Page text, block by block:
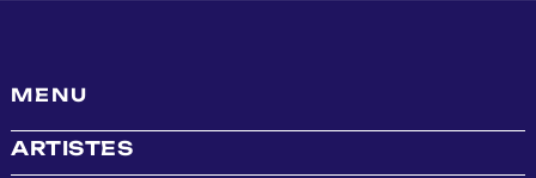
MENU
ARTISTES